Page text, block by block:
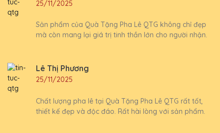
25/11/2025
Sản phẩm của Quà Tặng Pha Lê QTG không chỉ đẹp
mà còn mang lại giá trị tinh thần lớn cho người nhận.
Lê Thị Phương
25/11/2025
Chất lượng pha lê tại Quà Tặng Pha Lê QTG rất tốt,
thiết kế đẹp và độc đáo. Rất hài lòng với sản phẩm.